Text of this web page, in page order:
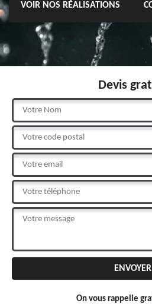
VOIR NOS RÉALISATIONS
Devis
On vous rappelle